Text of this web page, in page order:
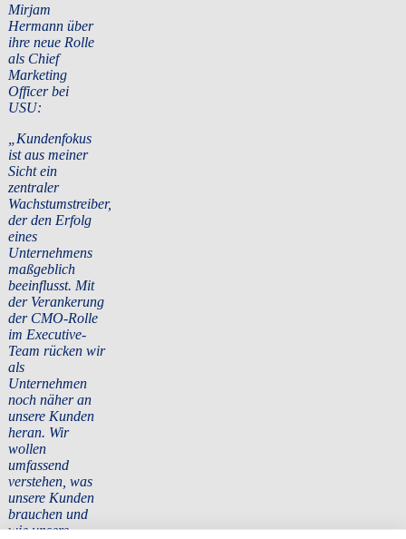
Mirjam
Hermann über
ihre neue Rolle
als Chief
Marketing
Officer bei
USU:
„Kundenfokus
ist aus meiner
Sicht ein
zentraler
Wachstumstreiber,
der den Erfolg
eines
Unternehmens
maßgeblich
beeinflusst. Mit
der Verankerung
der CMO-Rolle
im Executive-
Team rücken wir
als
Unternehmen
noch näher an
unsere Kunden
heran. Wir
wollen
umfassend
verstehen, was
unsere Kunden
brauchen und
wie unsere